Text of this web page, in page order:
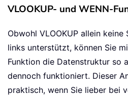
VLOOKUP- und WENN-
Obwohl VLOOKUP allein
links unterstützt, können Sie
Funktion die Datenstruktur so
dennoch funktioniert. Dieser
praktisch, wenn Sie lieber bei